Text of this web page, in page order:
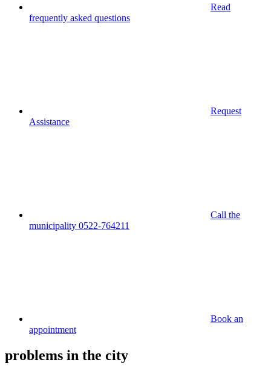
Read
frequently asked questions
Request
Assistance
Call the
municipality 0522-764211
Book an
appointment
problems in the city